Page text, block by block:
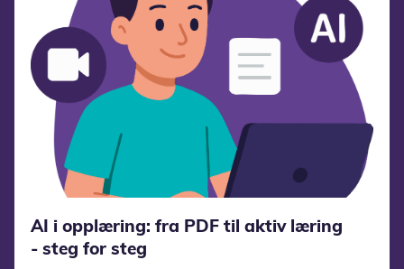
AI i opplæring: fra PDF til aktiv læring
- steg for steg